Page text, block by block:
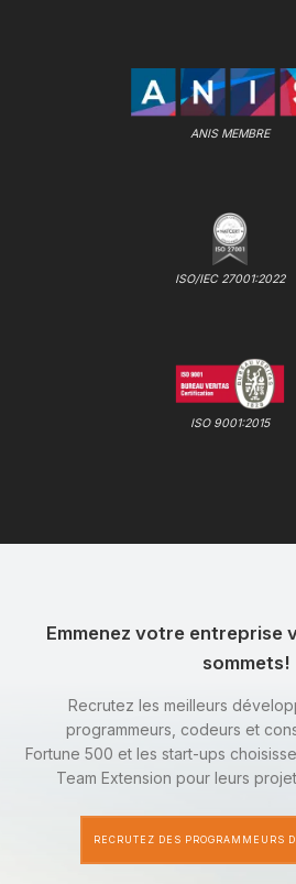
ANIS MEMBRE
ISO/IEC 27001:2022
ISO 9001:2015
Emmenez votre entreprise
sommets!
Recrutez les meilleurs
programmeurs, codeurs et
Fortune 500 et les start-ups
Team Extension pour leurs
RECRUTEZ DES PROGRAMMEURS